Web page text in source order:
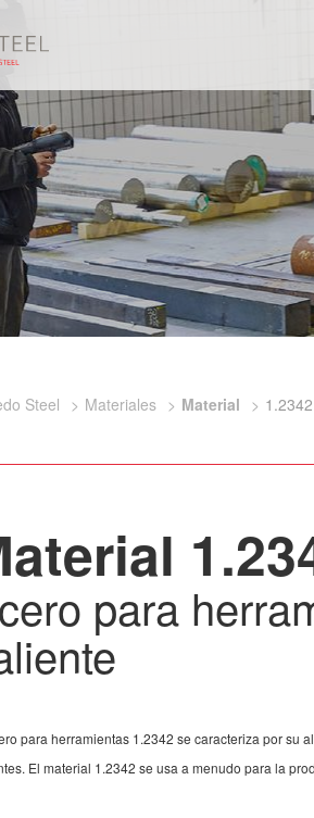
Steel Materiales Material 1.2342
para
para herramientas 1.2342 se caracteriza por su
El material 1.2342 se usa a menudo para la